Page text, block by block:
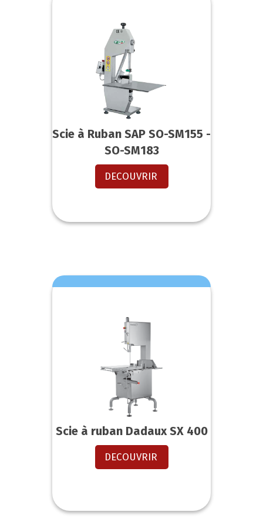
Scie à Ruban SAP SO-SM155 -
SO-SM183
DECOUVRIR
Scie à ruban Dadaux SX 400
DECOUVRIR